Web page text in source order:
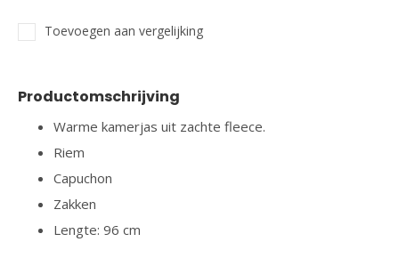
Toevoegen aan vergelijking
Productomschrijving
Warme kamerjas uit zachte fleece.
Riem
Capuchon
Zakken
Lengte: 96 cm